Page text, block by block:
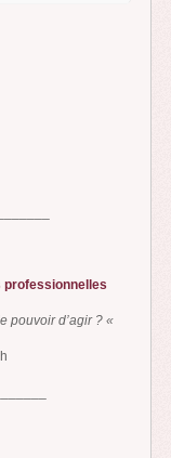
professionnelles
pouvoir d’agir ? «